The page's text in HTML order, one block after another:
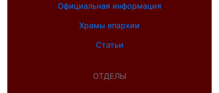
Официальная информация
Храмы епархии
Статьи
ОТДЕЛЫ